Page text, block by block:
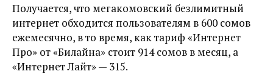
Получается, что мегакомовский безлимитный
интернет обходится пользователям в 600 сомов
ежемесячно, в то время, как тариф «Интернет
Про» от «Билайна» стоит 914 сомов в месяц, а
«Интернет Лайт» — 315.